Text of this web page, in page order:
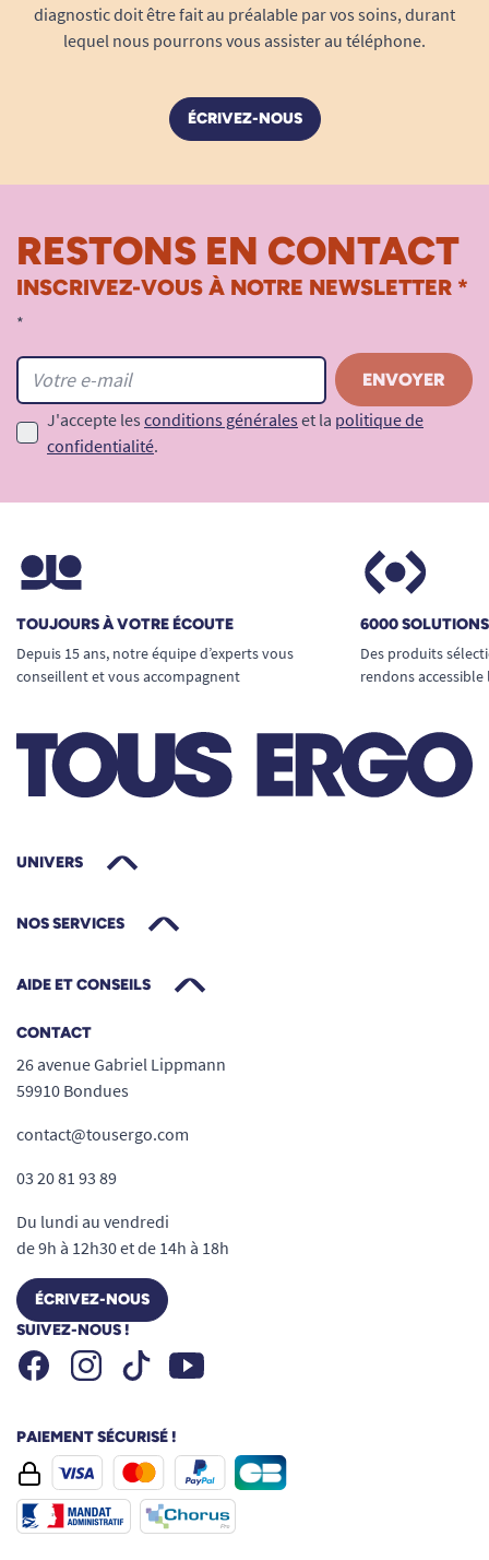
diagnostic doit être fait au préalable par vos soins, durant
lequel nous pourrons vous assister au téléphone.
ÉCRIVEZ-NOUS
RESTONS EN CONTACT
INSCRIVEZ-VOUS À NOTRE NEWSLETTER *
*
J'accepte les conditions générales et la politique de
confidentialité.
TOUJOURS À VOTRE ÉCOUTE
Depuis 15 ans, notre équipe d’experts vous
conseillent et vous accompagnent
6000
Des produits
rendons
UNIVERS
NOS SERVICES
AIDE ET CONSEILS
CONTACT
26 avenue Gabriel Lippmann
59910 Bondues
contact@tousergo.com
03 20 81 93 89
Du lundi au vendredi
de 9h à 12h30 et de 14h à 18h
ÉCRIVEZ-NOUS
SUIVEZ-NOUS !
FacebookInstagramTiktok Youtube
PAIEMENT SÉCURISÉ !